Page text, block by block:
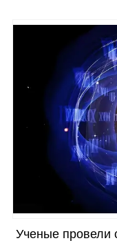
Ученые провели